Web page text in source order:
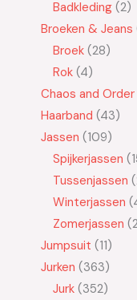
Badkleding 2
Broeken & Jeans
Broek 28
Rok 4
Chaos and Order
Haarband 43
Jassen 109
Spijkerjassen
Tussenjassen
Winterjassen
Zomerjassen
Jumpsuit 11
Jurken 363
Jurk 352